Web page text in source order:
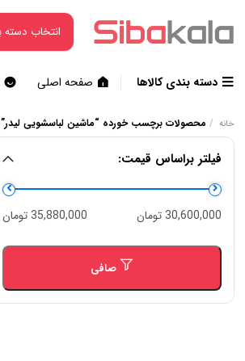
دسته بندی کالاها صفحه اصلی
خانه / محصولات برچسب خورده “ماشین لباسشویی لیدر”
فیلتر براساس قیمت:
حداقل
قیمت
حداكثر
قيمت
صافی
30,600,000 تومان 35,880,000 تومان